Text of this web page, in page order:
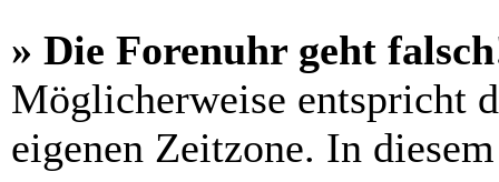
» Die Forenuhr geht
Möglicherweise entspricht
eigenen Zeitzone. In